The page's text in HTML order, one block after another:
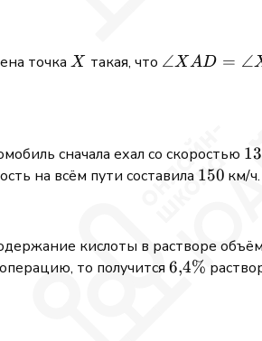
точкаX
X такая, что \angle
∠XAD = ∠
сначала ехал со скоростью
на всём пути составила 150
150 км/
кислоты в растворе
то получится 6{,}4\%
6,4%